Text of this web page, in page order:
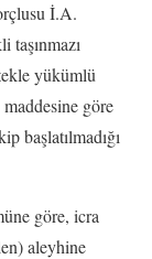
İ.A.
taşınmazı
yükümlü
göre
başlatılmadığı
göre, icra
aleyhine